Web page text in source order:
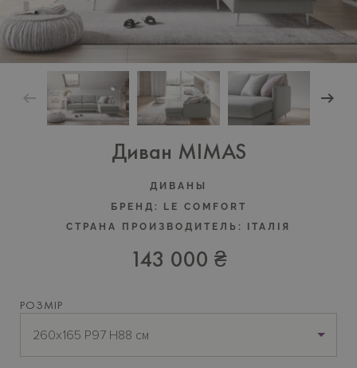
Диван MIMAS
ДИВАНЫ
БРЕНД:
LE COMFORT
СТРАНА ПРОИЗВОДИТЕЛЬ:
ІТАЛІЯ
143 000 ₴
РОЗМІР
260x165 P97 H88 см